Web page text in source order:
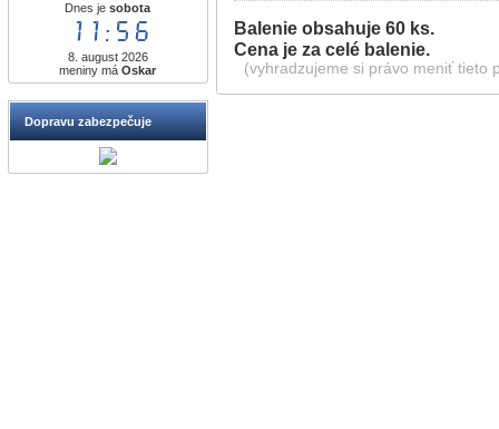
Dnes jesobota
11:56
8. august 2026
meniny máOskar
Dopravu zabezpečuje
Balenie obsahuje 60 ks.
Cena je za celé balenie.
(vyhradzujeme si právo meniť tieto